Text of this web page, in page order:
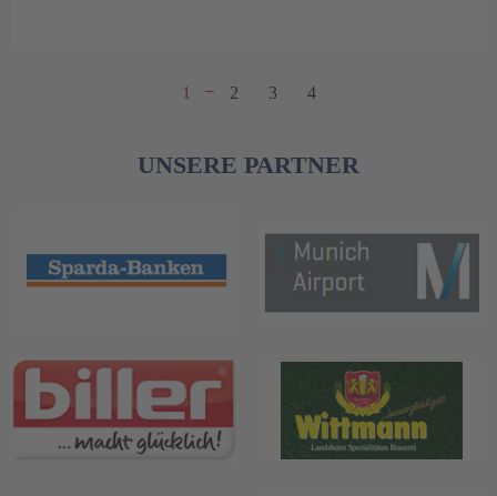
1 2 3 4
UNSERE PARTNER